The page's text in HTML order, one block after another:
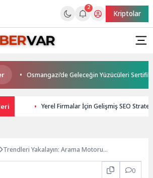
2
Kriptolar
Osmangazi’de Geleceğin Yüzücüleri Sertifikalarını
Yerel Firmalar İçin Gelişmiş SEO
Trendleri Yakalayın: Arama Motoru
0